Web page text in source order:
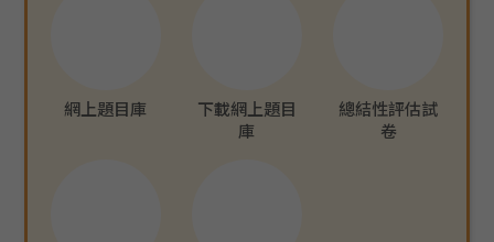
網上題目庫
下載網上題目
庫
總結性評估試
卷